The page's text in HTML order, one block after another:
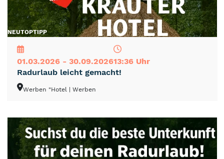
NEUTOPTIPP
01.03.2026 - 30.09.202613:36 Uhr
Radurlaub leicht gemacht!
Werben "Hotel | Werben